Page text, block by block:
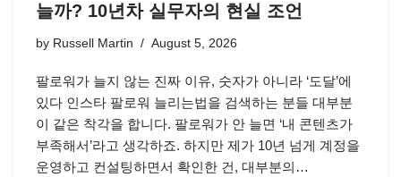
늘까? 10년차 실무자의 현실 조언
by Russell Martin August 5, 2026
팔로워가 늘지 않는 진짜 이유, 숫자가 아니라 ‘도달’에
있다 인스타 팔로워 늘리는법을 검색하는 분들 대부분
이 같은 착각을 합니다. 팔로워가 안 늘면 ‘내 콘텐츠가
부족해서’라고 생각하죠. 하지만 제가 10년 넘게 계정을
운영하고 컨설팅하면서 확인한 건, 대부분의…